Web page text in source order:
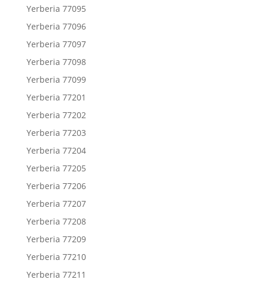
Yerberia 77095
Yerberia 77096
Yerberia 77097
Yerberia 77098
Yerberia 77099
Yerberia 77201
Yerberia 77202
Yerberia 77203
Yerberia 77204
Yerberia 77205
Yerberia 77206
Yerberia 77207
Yerberia 77208
Yerberia 77209
Yerberia 77210
Yerberia 77211